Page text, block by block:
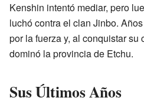
Kenshin intentó mediar, pero
luchó contra el clan Jinbo.
por la fuerza y, al conquistar
dominó la provincia de Etchu.
Sus Últimos Años